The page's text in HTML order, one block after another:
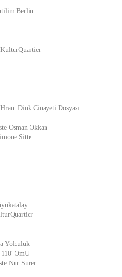
Berlin
Dink Cinayeti Dosyası
Osman Okkan
Sitte
Yolculuk
OmU
Nur Sürer